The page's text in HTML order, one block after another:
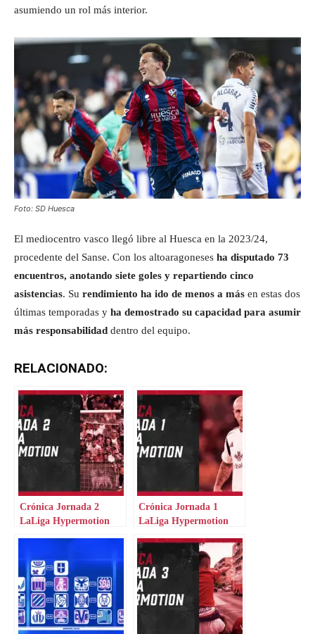
asumiendo un rol más interior.
Foto: SD Huesca
El mediocentro vasco llegó libre al Huesca en la 2023/24,
procedente del Sanse. Con los altoaragoneses ha disputado 73
encuentros, anotando siete goles y repartiendo cinco
asistencias. Su rendimiento ha ido de menos a más en estas dos
últimas temporadas y ha demostrado su capacidad para asumir
más responsabilidad dentro del equipo.
RELACIONADO:
Crónica Jornada 2
LaLiga Hypermotion
Crónica Jornada 1
LaLiga Hypermotion